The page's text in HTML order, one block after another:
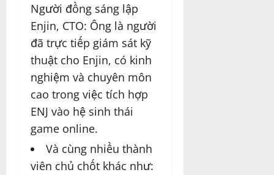
Người đồng sáng lập
Enjin, CTO: Ông là người
đã trực tiếp giám sát kỹ
thuật cho Enjin, có kinh
nghiệm và chuyên môn
cao trong việc tích hợp
ENJ vào hệ sinh thái
game online.
Và cùng nhiều thành
viên chủ chốt khác như: